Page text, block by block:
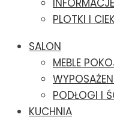
PLOTKI I
SALON
MEBLE
PODŁOGI I
KUCHNIA